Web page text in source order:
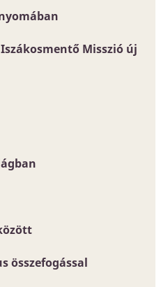
Misszió új
összefogással